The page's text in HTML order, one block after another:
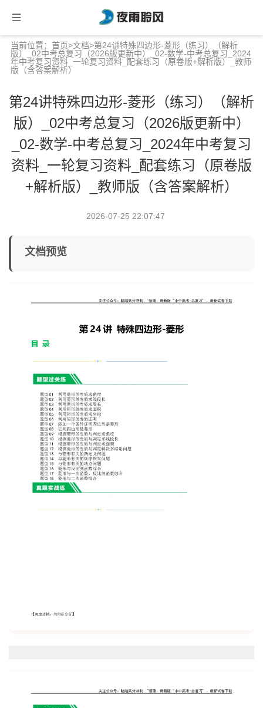
当前位置： 首页>文档>第24讲特殊四边形-菱形（练习）（解析
版）_02中考总复习（2026版更新中）_02-数学-中考总复习_2024
年中考复习资料_一轮复习资料_配套练习（原卷版+解析版）_教师
版（含答案解析）
第24讲特殊四边形-菱形（练习）（解析
版）_02中考总复习（2026版更新中）
_02-数学-中考总复习_2024年中考复习
资料_一轮复习资料_配套练习（原卷版
+解析版）_教师版（含答案解析）
2026-07-25 22:07:47
文档预览